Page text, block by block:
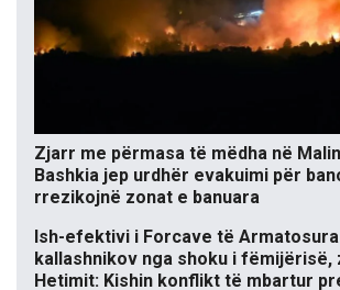
Zjarr me përmasa të mëdha në
Bashkia jep urdhër evakuimi për
rrezikojnë zonat e banuara
Ish-efektivi i Forcave të
kallashnikov nga shoku i fëmijërisë,
Hetimit: Kishin konflikt të mbartur